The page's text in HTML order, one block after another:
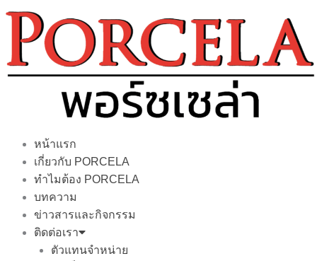
content
หน้าแรก
เกี่ยวกับ PORCELA
ทำไมต้อง PORCELA
บทความ
ข่าวสารและกิจกรรม
ติดต่อเรา
ตัวแทนจำหน่าย